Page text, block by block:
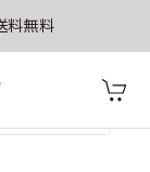
料無料